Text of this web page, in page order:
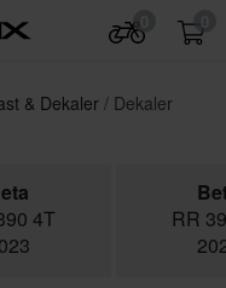
& Dekaler
Dekaler
4T
RR